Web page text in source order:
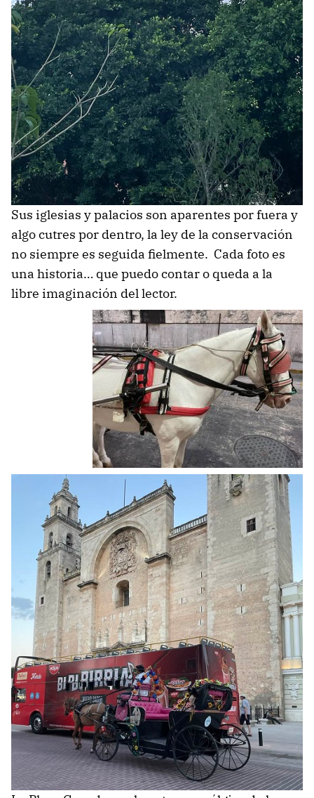
Sus iglesias y palacios son aparentes por fuera y
algo cutres por dentro, la ley de la conservación
no siempre es seguida fielmente. Cada foto es
una historia… que puedo contar o queda a la
libre imaginación del lector.